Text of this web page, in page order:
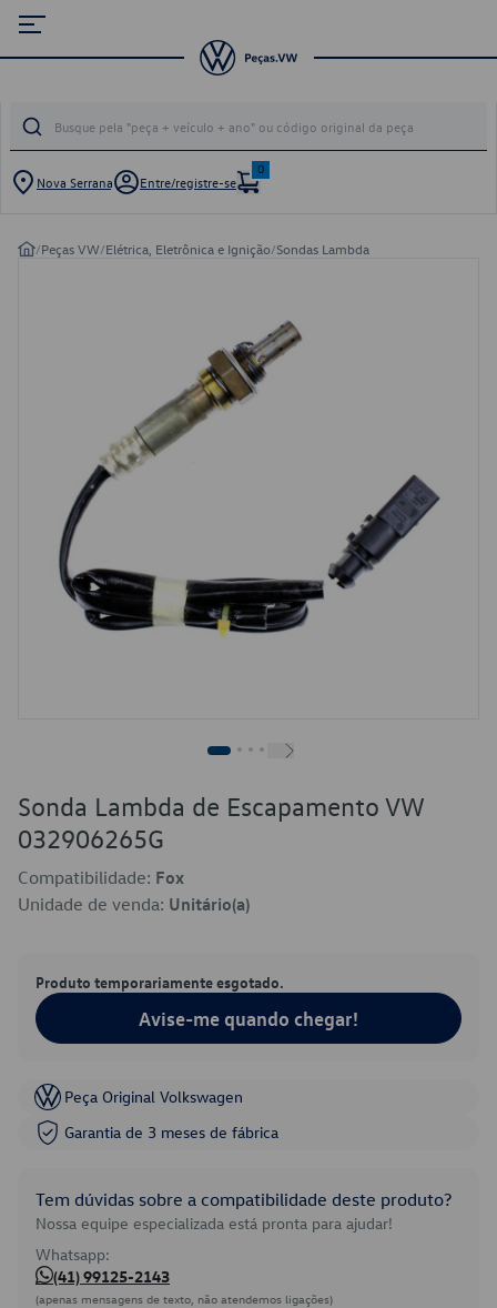
Nova Serrana Entre/registre-se
0
/Peças VW/Elétrica, Eletrônica e Ignição/Sondas Lambda
Sonda Lambda de Escapamento VW
032906265G
Compatibilidade: Fox
Unidade de venda: Unitário(a)
Produto temporariamente esgotado.
Avise-me quando chegar!
Peça Original Volkswagen
Garantia de 3 meses de fábrica
Tem dúvidas sobre a compatibilidade deste produto?
Nossa equipe especializada está pronta para ajudar!
Whatsapp:
(41) 99125-2143
(apenas mensagens de texto, não atendemos ligações)